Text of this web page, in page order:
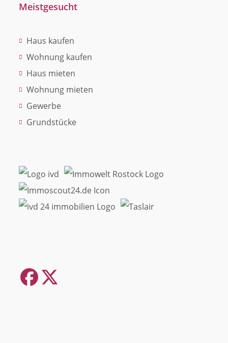
Meistgesucht
Haus kaufen
Wohnung kaufen
Haus mieten
Wohnung mieten
Gewerbe
Grundstücke
Facebook
Twitter